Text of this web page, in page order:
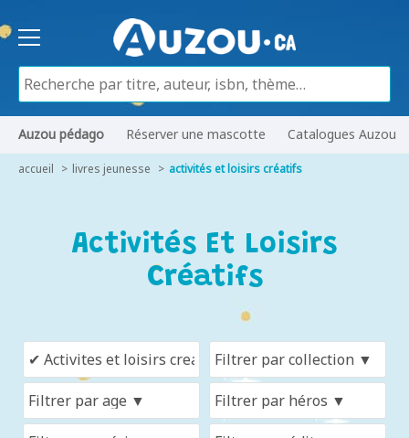
Auzou pédago Réserver une mascotte Catalogues Auzou
accueil livres jeunesse activités et loisirs créatifs
Activités Et Loisirs
Créatifs